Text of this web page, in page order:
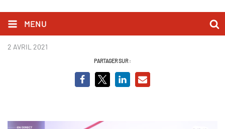
MENU
Nicolas Dupont-Aignan_BCV.png
2 AVRIL 2021
PARTAGER SUR :